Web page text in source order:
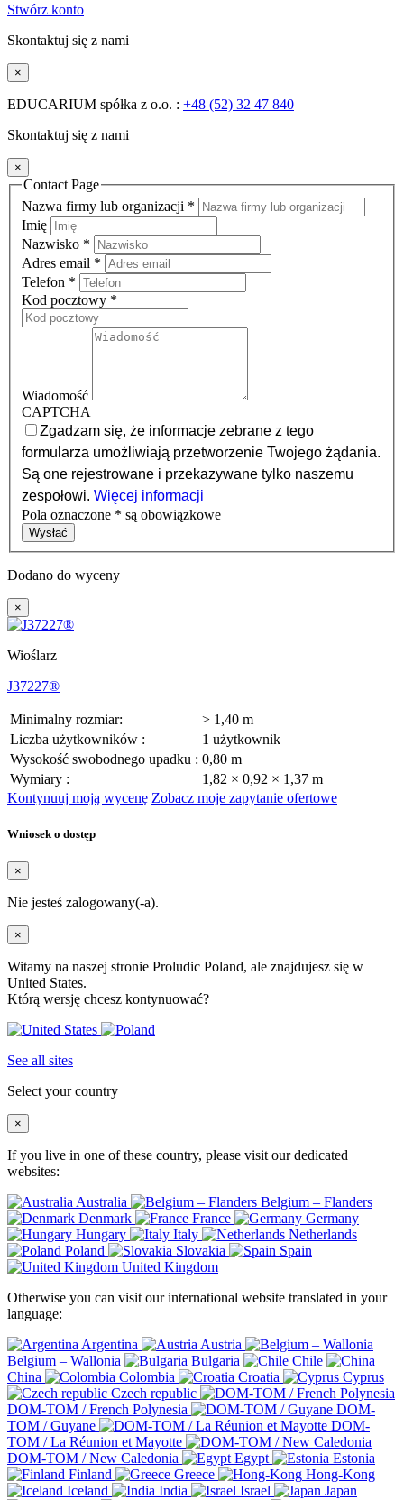
Stwórz konto
Skontaktuj się z nami
×
EDUCARIUM spółka z o.o. : +48 (52) 32 47 840
Skontaktuj się z nami
×
Contact Page
Nazwa firmy lub organizacji *
Imię
Nazwisko *
Adres email *
Telefon *
Kod pocztowy *
Wiadomość
CAPTCHA
Zgadzam się, że informacje zebrane z tego
formularza umożliwiają przetworzenie Twojego żądania.
Są one rejestrowane i przekazywane tylko naszemu
zespołowi. Więcej informacji
Axeptio consent
Pola oznaczone * są obowiązkowe
Wysłać
Dodano do wyceny
×
Wioślarz
J37227®
Minimalny rozmiar:
> 1,40 m
Liczba użytkowników :
1 użytkownik
Wysokość swobodnego upadku : 0,80 m
Wymiary :
1,82 × 0,92 × 1,37 m
Kontynuuj moją wycenę Zobacz moje zapytanie ofertowe
Wniosek o dostęp
×
Nie jesteś zalogowany(-a).
×
Witamy na naszej stronie Proludic Poland, ale znajdujesz się w
United States.
Którą wersję chcesz kontynuować?
See all sites
Select your country
×
If you live in one of these country, please visit our dedicated
websites:
Australia
Belgium – Flanders
Denmark
France
Germany
Hungary
Italy
Netherlands
Poland
Slovakia
Spain
United Kingdom
Otherwise you can visit our international website translated in your
language:
Argentina
Austria
Belgium – Wallonia
Bulgaria
Chile
China
Colombia Croatia
Cyprus
Czech republic
DOM-TOM / French Polynesia
DOM-
TOM / Guyane
DOM-
TOM / La Réunion et Mayotte
DOM-TOM / New Caledonia
Egypt
Estonia
Finland
Greece
Hong-Kong
Iceland
India Israel
Japan